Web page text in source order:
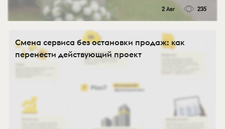
2 Авг 235
Смена сервиса без остановки продаж: как
перенести действующий проект